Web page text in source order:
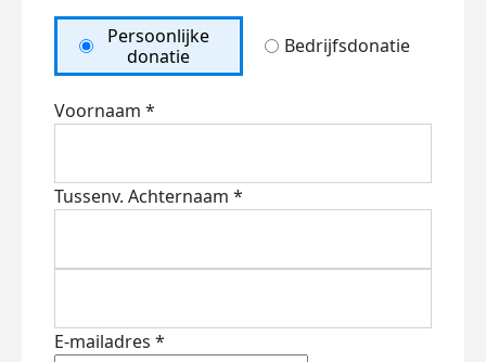
Persoonlijke
donatie
Bedrijfsdonatie
Voornaam *
Tussenv. Achternaam *
E-mailadres *